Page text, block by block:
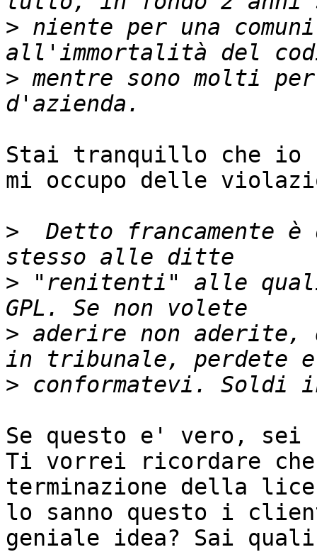
> niente per una
> mentre sono molti
Stai tranquillo che io
mi occupo delle
>
Detto francamente è
> "renitenti" alle
> aderire non aderite,
>
Se questo e' vero, sei
Ti vorrei ricordare che
terminazione della
lo sanno questo i
geniale idea? Sai quali